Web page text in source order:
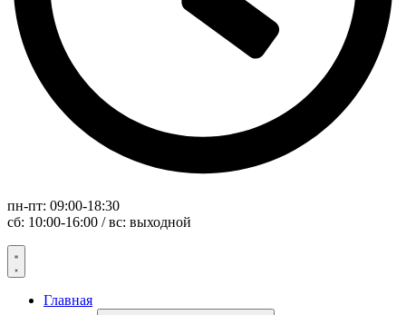
пн-пт: 09:00-18:30
сб: 10:00-16:00 / вс: выходной
Главная